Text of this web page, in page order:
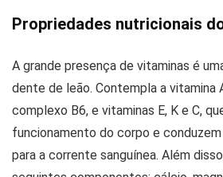
Propriedades nutricionais
A grande presença de vitaminas é
dente de leão. Contempla a vitamina
complexo B6, e vitaminas E, K e C,
funcionamento do corpo e
para a corrente sanguínea. Além